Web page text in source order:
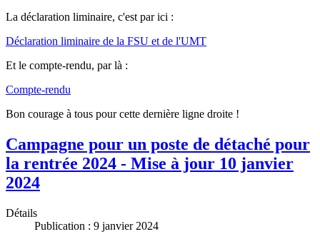
La déclaration liminaire, c'est par ici :
Déclaration liminaire de la FSU et de l'UMT
Et le compte-rendu, par là :
Compte-rendu
Bon courage à tous pour cette dernière ligne droite !
Campagne pour un poste de détaché pour
la rentrée 2024 - Mise à jour 10 janvier
2024
Détails
Publication : 9 janvier 2024